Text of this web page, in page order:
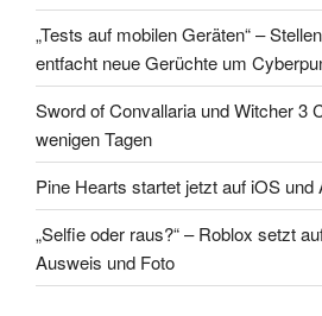
„Tests auf mobilen Geräten“ –
entfacht neue Gerüchte um
Sword of Convallaria und Witcher 3
wenigen Tagen
Pine Hearts startet jetzt auf iOS und
„Selfie oder raus?“ – Roblox setzt
Ausweis und Foto